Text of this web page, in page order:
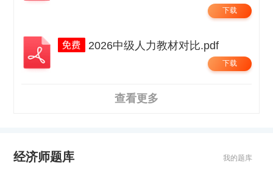
下载
2026中级人力教材对比.pdf
下载
查看更多
经济师题库 我的题库